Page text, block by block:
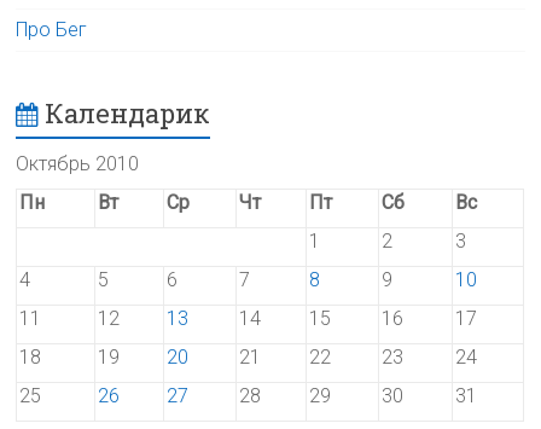
Про Бег
Календарик
Октябрь 2010
Пн
Вт Ср Чт Пт Сб
Вс
1
2
3
4
5 6 7 8 9
10
11
12 13 14 15 16
17
18
19 20 21 22 23
24
25
26 27 28 29 30 31